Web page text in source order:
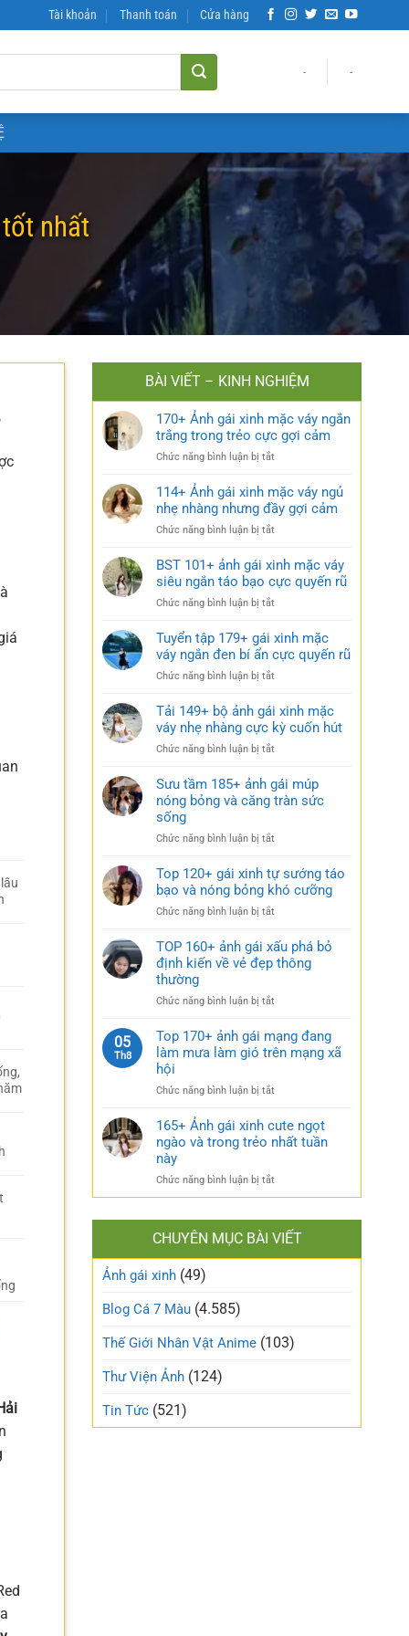
Tài khoản Thanh toán Cửa hàng
- -
nhất
BÀI VIẾT – KINH NGHIỆM
170+ Ảnh gái xinh mặc váy ngắn
trắng trong trẻo cực gợi cảm
Chức năng bình luận bị tắt
Ảnh
gái
xinh
mặc
ngắn
trắng
gợi
cảm
114+ Ảnh gái xinh mặc váy ngủ
nhẹ nhàng nhưng đầy gợi cảm
Chức năng bình luận bị tắt
Ảnh
gái
xinh
mặc
ngủ
nhẹ
gợi
cảm
BST 101+ ảnh gái xinh mặc váy
siêu ngắn táo bạo cực quyến rũ
Chức năng bình luận bị tắt
101+
ảnh
gái
xinh
váy
siêu
cực
quyến
Tuyển tập 179+ gái xinh mặc
váy ngắn đen bí ẩn cực quyến rũ
Chức năng bình luận bị tắt
tập
179+
gái
xinh
váy
ngắn
ẩn
quyến
rũ
Tải 149+ bộ ảnh gái xinh mặc
váy nhẹ nhàng cực kỳ cuốn hút
Chức năng bình luận bị tắt
149+
bộ
xinh
váy
nhẹ
cực
cuốn
hút
Sưu tầm 185+ ảnh gái múp
nóng bỏng và căng tràn sức
sống
Chức năng bình luận bị tắt
tầm
185+
gái
nóng
bỏng
tràn
sống
Top 120+ gái xinh tự sướng táo
bạo và nóng bỏng khó cưỡng
Chức năng bình luận bị tắt
120+
gái
sướng
bạo
và
khó
TOP 160+ ảnh gái xấu phá bỏ
định kiến về vẻ đẹp thông
thường
Chức năng bình luận bị tắt
160+
ảnh
phá
định
kiến
đẹp
thông
thường
05
Th8
Top 170+ ảnh gái mạng đang
làm mưa làm gió trên mạng xã
hội
Chức năng bình luận bị tắt
170+
ảnh
đang
làm
làm
gió
trên
165+ Ảnh gái xinh cute ngọt
ngào và trong trẻo nhất tuần
này
Chức năng bình luận bị tắt
165+
xinh
cute
trẻo
nhất
CHUYÊN MỤC BÀI VIẾT
Ảnh gái xinh (49)
Blog Cá 7 Màu (4.585)
Thế Giới Nhân Vật Anime (103)
Thư Viện Ảnh (124)
Tin Tức (521)